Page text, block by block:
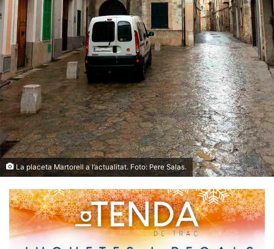
La placeta Martorell a l’actualitat. Foto: Pere Salas.